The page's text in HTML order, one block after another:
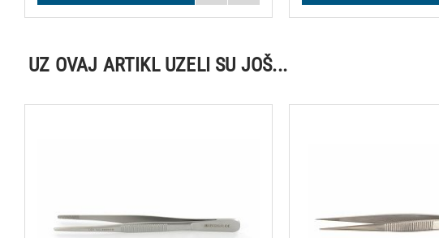
UZ OVAJ ARTIKL UZELI SU JOŠ...